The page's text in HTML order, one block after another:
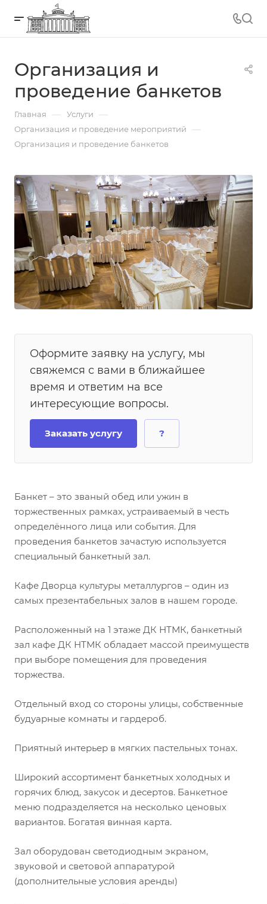
Организация и
проведение банкетов
Главная — Услуги —
Организация и проведение мероприятий —
Организация и проведение банкетов
Оформите заявку на услугу, мы
свяжемся с вами в ближайшее
время и ответим на все
интересующие вопросы.
Заказать услугу ?
Банкет – это званый обед или ужин в
торжественных рамках, устраиваемый в честь
определённого лица или события. Для
проведения банкетов зачастую используется
специальный банкетный зал.
Кафе Дворца культуры металлургов – один из
самых презентабельных залов в нашем городе.
Расположенный на 1 этаже ДК НТМК, банкетный
зал кафе ДК НТМК обладает массой преимуществ
при выборе помещения для проведения
торжества.
Отдельный вход со стороны улицы, собственные
будуарные комнаты и гардероб.
Приятный интерьер в мягких пастельных тонах.
Широкий ассортимент банкетных холодных и
горячих блюд, закусок и десертов. Банкетное
меню подразделяется на несколько ценовых
вариантов. Богатая винная карта.
Зал оборудован светодиодным экраном,
звуковой и световой аппаратурой
(дополнительные условия аренды)